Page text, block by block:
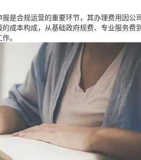
是合规运营的重要环节，其办理费用因公
成本构成，从基础政府规费、专业服务费
。